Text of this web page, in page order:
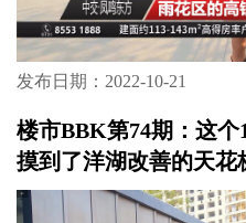
发布日期：2022-10-21
楼市BBK第74期：这个
摸到了洋湖改善的天花